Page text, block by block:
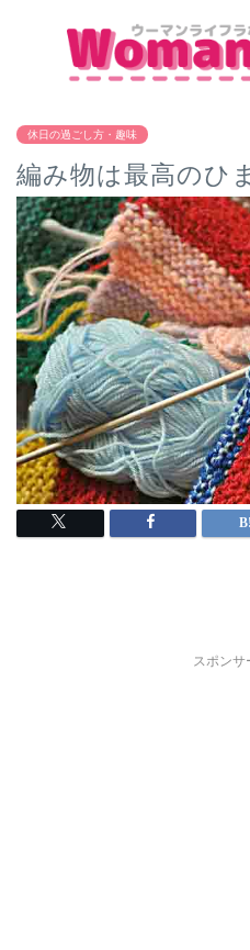
休日の過ごし方・趣味
編み物は最高のひ
スポンサ